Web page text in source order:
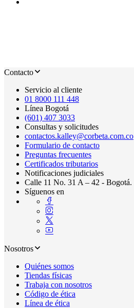
Contacto
Servicio al cliente
01 8000 111 448
Línea Bogotá
(601) 407 3033
Consultas y solicitudes
contactos.kalley@corbeta.com.co
Formulario de contacto
Preguntas frecuentes
Certificados tributarios
Notificaciones judiciales
Calle 11 No. 31 A – 42 - Bogotá.
Síguenos en
Nosotros
Quiénes somos
Tiendas físicas
Trabaja con nosotros
Código de ética
Línea de ética